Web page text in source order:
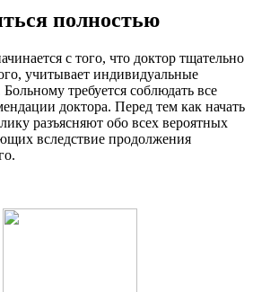
полностью
с того, что доктор тщательно
учитывает индивидуальные
требуется соблюдать все
доктора. Перед тем как начать
разъясняют обо всех вероятных
вследствие продолжения